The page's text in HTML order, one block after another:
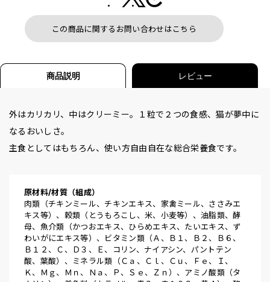
この商品に関するお問い合わせはこちら
商品説明 レビュー
外はカリカリ、中はクリーミー。１粒で２つの食感、猫が夢中に
なるおいしさ。
主食としてはもちろん、使い方自由自在な総合栄養食です。
原材料/材質（組成）
肉類（チキンミール、チキンエキス、家禽ミール、ささみエ
キス等）、穀類（とうもろこし、米、小麦等）、油脂類、酵
母、魚介類（かつおエキス、ひらめエキス、たいエキス、ず
わいがにエキス等）、ビタミン類（Ａ、Ｂ１、Ｂ２、Ｂ６、
Ｂ１２、Ｃ、Ｄ３、Ｅ、コリン、ナイアシン、パントテン
酸、葉酸）、ミネラル類（Ｃａ、Ｃｌ、Ｃｕ、Ｆｅ、Ｉ、
Ｋ、Ｍｇ、Ｍｎ、Ｎａ、Ｐ、Ｓｅ、Ｚｎ）、アミノ酸類（タ